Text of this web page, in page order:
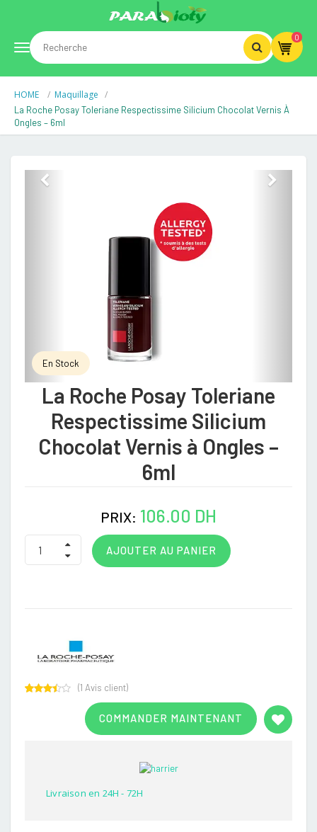
Toggle
navigation
0
HOME Maquillage
La Roche Posay Toleriane Respectissime Silicium Chocolat Vernis À
Ongles – 6ml
En Stock
La Roche Posay Toleriane
Respectissime Silicium
Chocolat Vernis à Ongles –
6ml
PRIX: 106.00 DH
AJOUTER AU PANIER
COMMANDER MAINTENANT
(1 Avis client)
Livraison en 24H - 72H